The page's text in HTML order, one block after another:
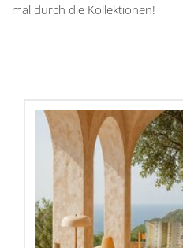
mal durch die Kollektionen!